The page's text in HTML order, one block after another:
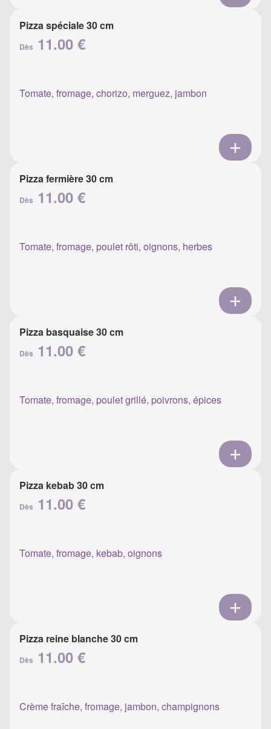
Pizza spéciale 30 cm
Dès 11.00 €
Tomate, fromage, chorizo, merguez, jambon
Pizza fermière 30 cm
Dès 11.00 €
Tomate, fromage, poulet rôti, oignons, herbes
Pizza basquaise 30 cm
Dès 11.00 €
Tomate, fromage, poulet grillé, poivrons, épices
Pizza kebab 30 cm
Dès 11.00 €
Tomate, fromage, kebab, oignons
Pizza reine blanche 30 cm
Dès 11.00 €
Crème fraîche, fromage, jambon, champignons